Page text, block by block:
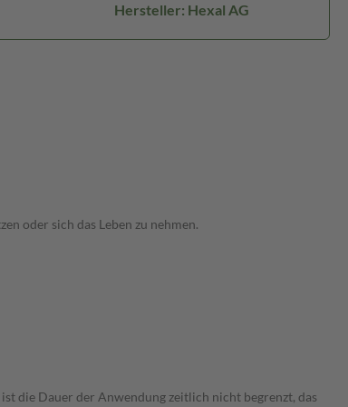
Hersteller: Hexal AG
oder sich das Leben zu nehmen.
die Dauer der Anwendung zeitlich nicht begrenzt, das